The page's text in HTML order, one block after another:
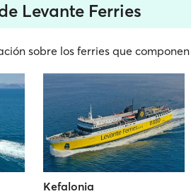
Levante Ferries
sobre los ferries que
Kefalonia